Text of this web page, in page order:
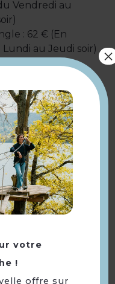
Vendredi au
: 62 € (En
au Jeudi soir)
: 6.5 €
: 8.13 - 8.88 €
:Carte
· Chèque-
· Espèces ·
ligne
:
:
avec aide ·
votre
!
offre sur
×